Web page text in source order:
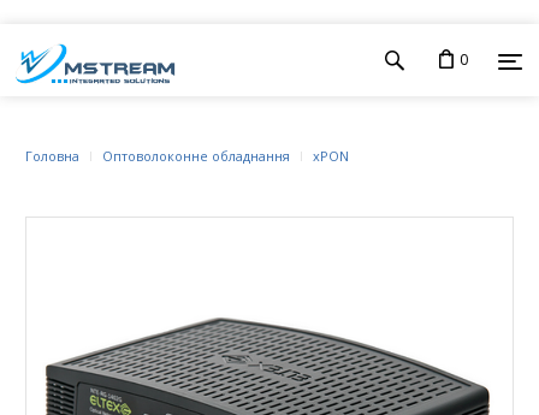
0
Головна Оптоволоконне обладнання xPON